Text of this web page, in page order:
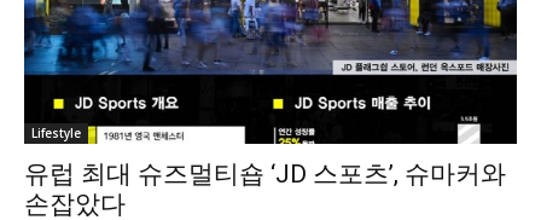
Lifestyle
유럽 최대 슈즈멀티숍 ‘JD 스포츠’, 슈마커와
손잡았다